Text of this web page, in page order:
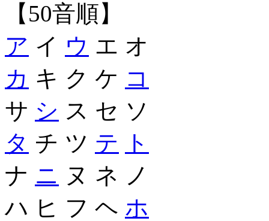
【50音順】
ア イ ウ エ オ
カ キ ク ケ コ
サ シ ス セ ソ
タ チ ツ テ
ト
ナ ニ ヌ ネ ノ
ハ ヒ フ ヘ ホ